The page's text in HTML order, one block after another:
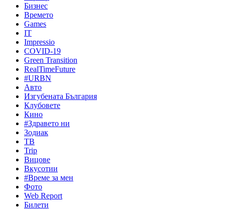
Бизнес
Времето
Games
IT
Impressio
COVID-19
Green Transition
RealTimeFuture
#URBN
Авто
Изгубената България
Клубовете
Кино
#Здравето ни
Зодиак
ТВ
Trip
Вицове
Вкусотии
#Време за мен
Фото
Web Report
Билети